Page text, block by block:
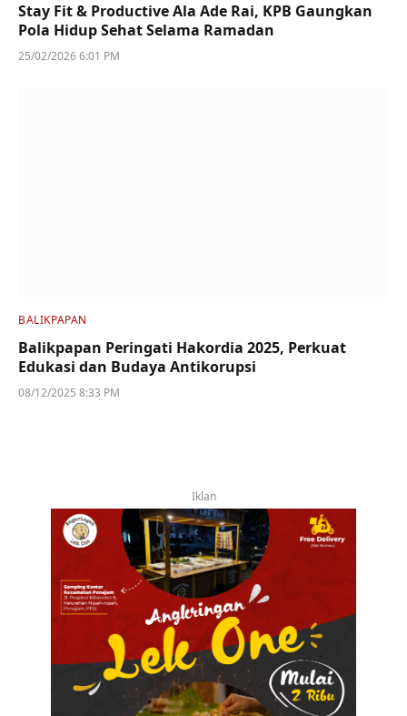
Stay Fit & Productive Ala Ade Rai, KPB Gaungkan
Pola Hidup Sehat Selama Ramadan
25/02/2026 6:01 PM
BALIKPAPAN
Balikpapan Peringati Hakordia 2025, Perkuat
Edukasi dan Budaya Antikorupsi
08/12/2025 8:33 PM
Iklan